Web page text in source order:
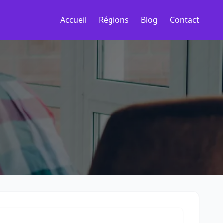
Accueil Régions Blog Contact